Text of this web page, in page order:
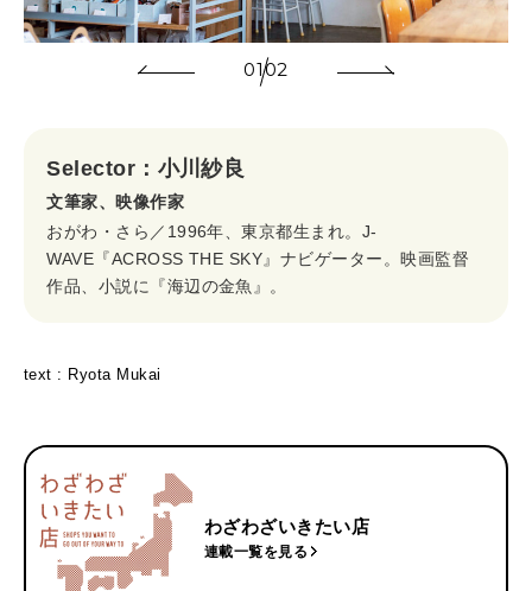
0102
Selector：小川紗良
文筆家、映像作家
おがわ・さら／1996年、東京都生まれ。J-
WAVE『ACROSS THE SKY』ナビゲーター。映画監督
作品、小説に『海辺の金魚』。
text : Ryota Mukai
わざわざいきたい店
連載一覧を見る